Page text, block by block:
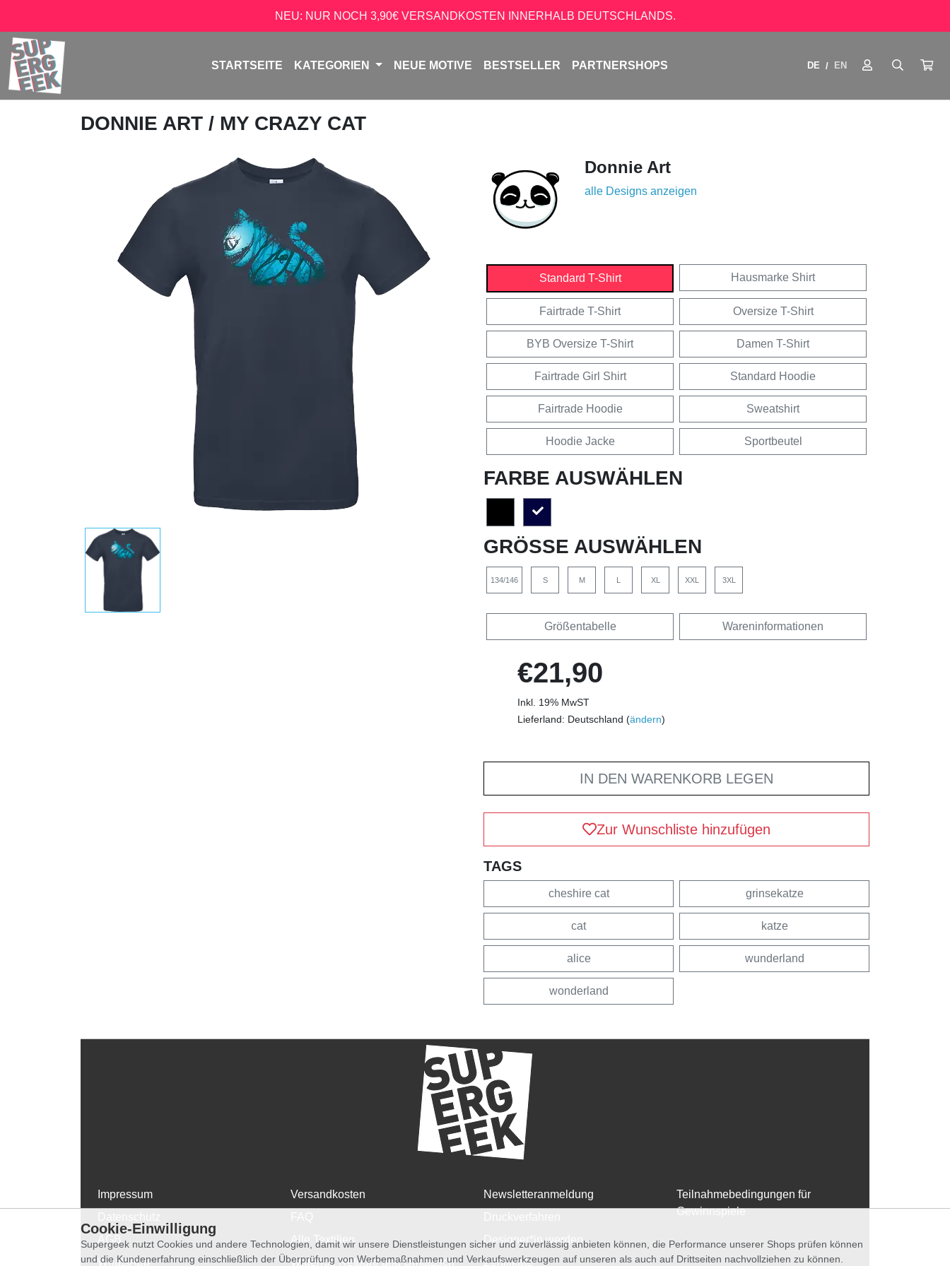
NEU: NUR NOCH 3,90€ VERSANDKOSTEN INNERHALB DEUTSCHLANDS.
STARTSEITE KATEGORIEN NEUE MOTIVE BESTSELLER PARTNERSHOPS DE / EN
DONNIE ART / MY CRAZY CAT
Donnie Art
alle Designs anzeigen
Standard T-Shirt Hausmarke Shirt
Fairtrade T-Shirt Oversize T-Shirt
BYB Oversize T-Shirt Damen T-Shirt
Fairtrade Girl Shirt Standard Hoodie
Fairtrade Hoodie Sweatshirt
Hoodie Jacke Sportbeutel
FARBE AUSWÄHLEN
GRÖSSE AUSWÄHLEN
134/146 S M L XL XXL 3XL
Größentabelle Wareninformationen
€21,90
Inkl. 19% MwST
Lieferland: Deutschland (ändern)
IN DEN WARENKORB LEGEN
Zur Wunschliste hinzufügen
TAGS
cheshire cat grinsekatze
cat katze
alice wunderland
wonderland
Impressum
WhatsApp
Versandkosten
Alle Textilien
Widerruf, Retoure und Umtausch
Newsletteranmeldung
Designer*in werden
Zertifikate
Teilnahmebedingungen für
Gewinnspiele
Cookie-Einwilligung
Supergeek nutzt Cookies und andere Technologien, damit wir unsere Dienstleistungen sicher und zuverlässig anbieten können, die Performance unserer Shops prüfen können
und die Kundenerfahrung einschließlich der Überprüfung von Werbemaßnahmen und Verkaufswerkzeugen auf unseren als auch auf Drittseiten nachvollziehen zu können.